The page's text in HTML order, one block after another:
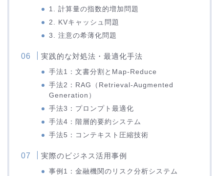
1. 計算量の指数的増加問題
2. KVキャッシュ問題
3. 注意の希薄化問題
実践的な対処法・最適化手法
手法1：文書分割とMap-Reduce
手法2：RAG（Retrieval-Augmented
Generation）
手法3：プロンプト最適化
手法4：階層的要約システム
手法5：コンテキスト圧縮技術
実際のビジネス活用事例
事例1：金融機関のリスク分析システム